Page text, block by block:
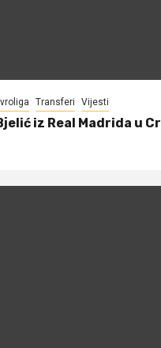
Transferi Vijesti
iz Real Madrida u